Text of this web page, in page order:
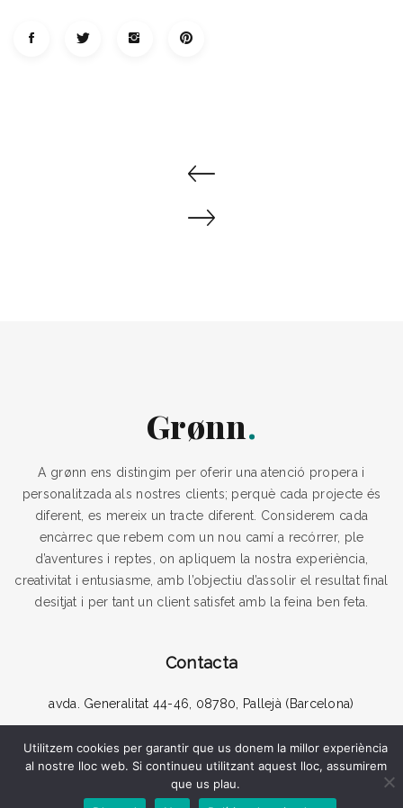
Grønn
A grønn ens distingim per oferir una atenció propera i
personalitzada als nostres clients; perquè cada projecte és
diferent, es mereix un tracte diferent. Considerem cada
encàrrec que rebem com un nou camí a recórrer, ple
d’aventures i reptes, on apliquem la nostra experiència,
creativitat i entusiasme, amb l’objectiu d’assolir el resultat final
desitjat i per tant un client satisfet amb la feina ben feta.
Contacta
avda. Generalitat 44-46, 08780, Pallejà (Barcelona)
Utilitzem cookies per garantir que us donem la millor experiència
al nostre lloc web. Si continueu utilitzant aquest lloc, assumirem
que us plau.